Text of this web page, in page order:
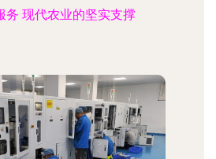
务 现代农业的坚实支撑